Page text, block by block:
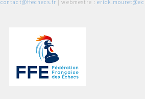
contact@ffechecs.fr | webmestre :